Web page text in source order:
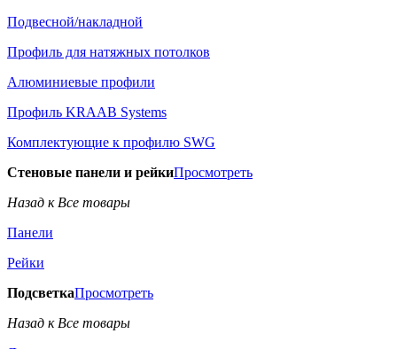
Подвесной/накладной
Профиль для натяжных потолков
Алюминиевые профили
Профиль KRAAB Systems
Комплектующие к профилю SWG
Стеновые панели и рейкиПросмотреть
Назад к Все товары
Панели
Рейки
ПодсветкаПросмотреть
Назад к Все товары